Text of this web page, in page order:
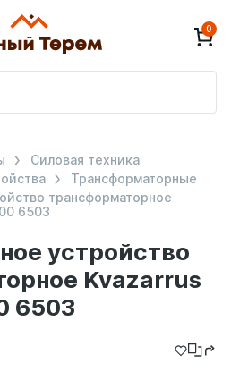
0
устройство
Kvazarrus
6503
Силовая техника
Трансформаторные
трансформаторное
6503